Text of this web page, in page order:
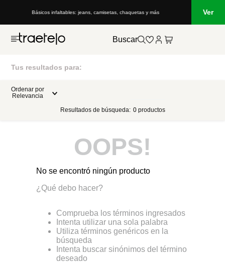
Básicos infaltables: jeans, camisetas, chaquetas y más Ver
Buscar
Tus resultados para:
Ordenar por
Relevancia
Resultados de búsqueda: 0 productos
OOPS!
No se encontró ningún producto
¿Qué debo hacer?
Comprueba los términos ingresados
Intenta utilizar una sola palabra
Utiliza términos genéricos en la
búsqueda
Intenta buscar sinónimos del término
deseado